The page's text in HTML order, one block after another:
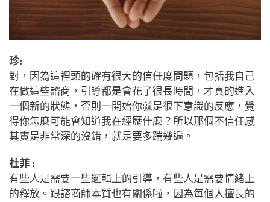
珍:
對，因為這裡頭的確有很大的信任度問題，包括我自己
在做這些諮商，引導都是會花了很長時間，才真的進入
一個新的狀態，否則一開始你就是很下意識的反應，覺
得你怎麼可能會知道我在經歷什麼？所以那個不信任感
其實是非常深的沒錯，就是要多踹幾遍。
杜菲 :
有些人是需要一些邏輯上的引導，有些人是需要情緒上
的釋放。跟諮商師本質也有關係啦，因為每個人擅長的